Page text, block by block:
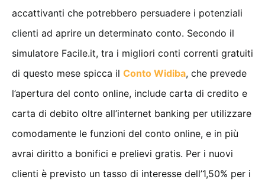
accattivanti che potrebbero persuadere i potenziali
clienti ad aprire un determinato conto. Secondo il
simulatore Facile.it, tra i migliori conti correnti gratuiti
di questo mese spicca il Conto Widiba, che prevede
l’apertura del conto online, include carta di credito e
carta di debito oltre all’internet banking per utilizzare
comodamente le funzioni del conto online, e in più
avrai diritto a bonifici e prelievi gratis. Per i nuovi
clienti è previsto un tasso di interesse dell’1,50% per i